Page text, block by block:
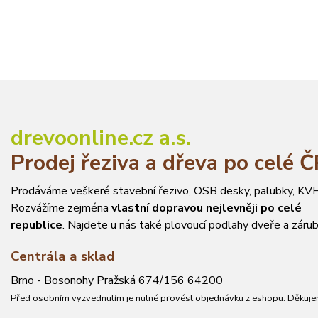
drevoonline.cz a.s.
Prodej řeziva a dřeva po celé
Prodáváme veškeré stavební řezivo, OSB desky, palubky,
Rozvážíme zejména vlastní dopravou nejlevněji po celé
republice. Najdete u nás také plovoucí podlahy dveře a
Centrála a sklad
Brno - Bosonohy Pražská 674/156 64200
Před osobním vyzvednutím je nutné provést objednávku z eshopu.